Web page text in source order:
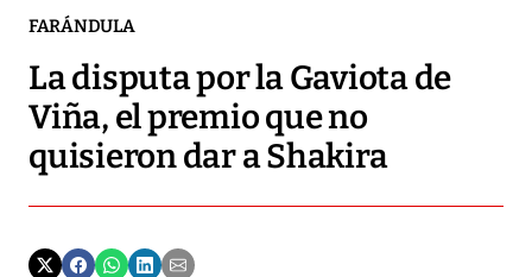
FARÁNDULA
La disputa por la Gaviota de
Viña, el premio que no
quisieron dar a Shakira